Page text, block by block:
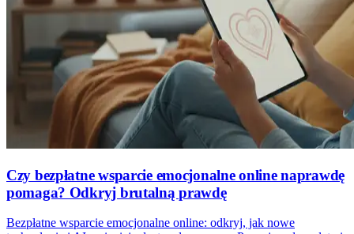
Czy bezpłatne wsparcie emocjonalne online naprawdę
pomaga? Odkryj brutalną prawdę
Bezpłatne wsparcie emocjonalne online: odkryj, jak nowe